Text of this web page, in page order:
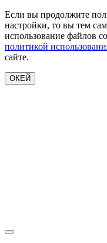
Если вы продолжите
настройки, то вы тем
использование файлов
политикой
сайте.
ОКЕЙ